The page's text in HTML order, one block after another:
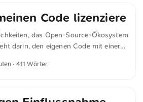
Code lizenziere
das Open-Source-Ökosystem
darin, den eigenen Code mit einer
bedeutet nicht nur, den Quellcode zu
· 411 Wörter